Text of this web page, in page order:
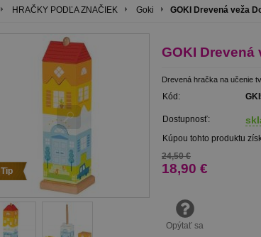
HRAČKY PODĽA ZNAČIEK Goki GOKI Drevená veža
Tip
GOKI Drevená
Drevená hračka na učenie
Kód:
Dostupnosť:
Kúpou tohto produktu
24,50 €
18,90 €
Opýtať sa